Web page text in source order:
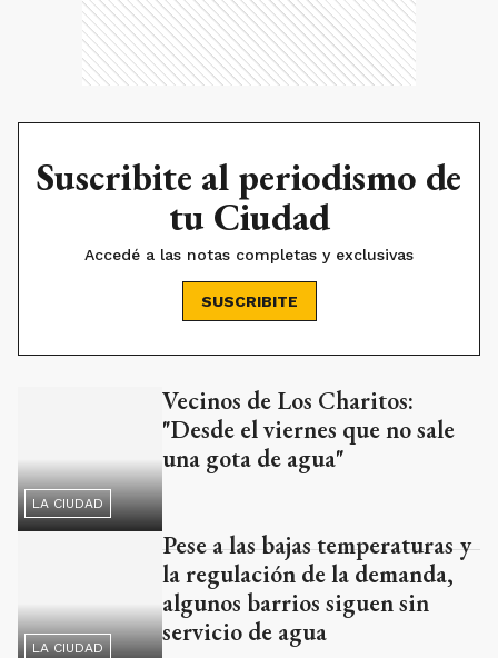
Suscribite al periodismo de
tu Ciudad
Accedé a las notas completas y exclusivas
SUSCRIBITE
Vecinos de Los Charitos:
una gota de agua"
algunos barrios siguen sin
servicio de agua
¿Qué barrios registrarán